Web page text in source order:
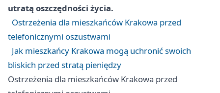
utratą oszczędności życia.
Ostrzeżenia dla mieszkańców Krakowa przed
telefonicznymi oszustwami
Jak mieszkańcy Krakowa mogą uchronić swoich
bliskich przed stratą pieniędzy
Ostrzeżenia dla mieszkańców Krakowa przed